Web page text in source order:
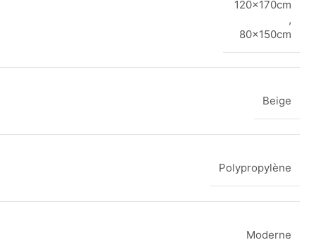
120x170cm
,
80x150cm
Beige
Polypropylène
Moderne